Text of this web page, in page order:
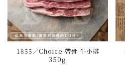
1855／Choice 帶骨 牛小排
350g